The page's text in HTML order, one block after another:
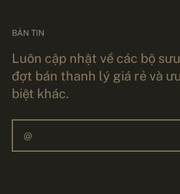
BẢN TIN
Luôn cập nhật về các bộ
đợt bán thanh lý giá rẻ và
biệt khác.